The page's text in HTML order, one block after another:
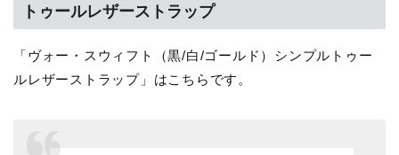
トゥールレザーストラップ
「ヴォー・スウィフト（黒/白/ゴールド）シンプルトゥー
ルレザーストラップ」はこちらです。